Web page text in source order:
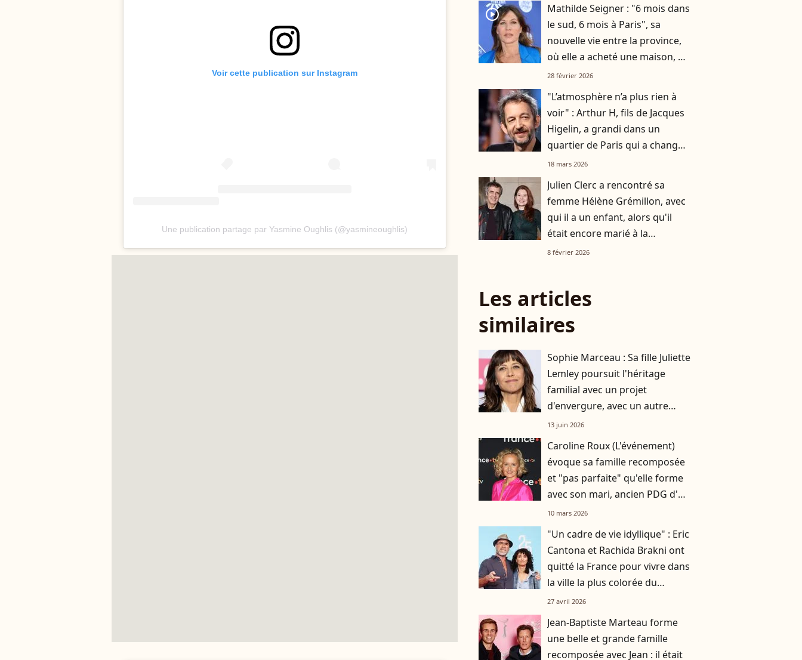
Voir cette publication sur Instagram
Une publication partage par Yasmine Oughlis (@yasmineoughlis)
player2
Mathilde Seigner : "6 mois dans
le sud, 6 mois à Paris", sa
nouvelle vie entre la province,
où elle a acheté une maison, et
la capitale
28 février 2026
"L’atmosphère n’a plus rien à
voir" : Arthur H, fils de Jacques
Higelin, a grandi dans un
quartier de Paris qui a changé
du tout au tout
18 mars 2026
Julien Clerc a rencontré sa
femme Hélène Grémillon, avec
qui il a un enfant, alors qu'il
était encore marié à la
descendante d'une figure
8 février 2026
Les articles
similaires
Sophie Marceau : Sa fille Juliette
Lemley poursuit l'héritage
familial avec un projet
d'envergure, avec un autre
enfant du sérail
13 juin 2026
Caroline Roux (L'événement)
évoque sa famille recomposée
et "pas parfaite" qu'elle forme
avec son mari, ancien PDG d'un
groupe international
10 mars 2026
"Un cadre de vie idyllique" : Eric
Cantona et Rachida Brakni ont
quitté la France pour vivre dans
la ville la plus colorée du
monde
27 avril 2026
Jean-Baptiste Marteau forme
une belle et grande famille
recomposée avec Jean : il était